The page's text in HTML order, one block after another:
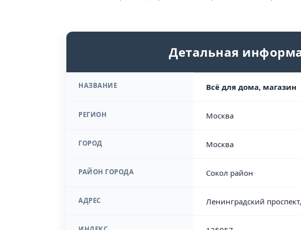
Детальная
НАЗВАНИЕ Всё для дома, магазин
РЕГИОН Москва
ГОРОД Москва
РАЙОН ГОРОДА Сокол район
АДРЕС Ленинградский